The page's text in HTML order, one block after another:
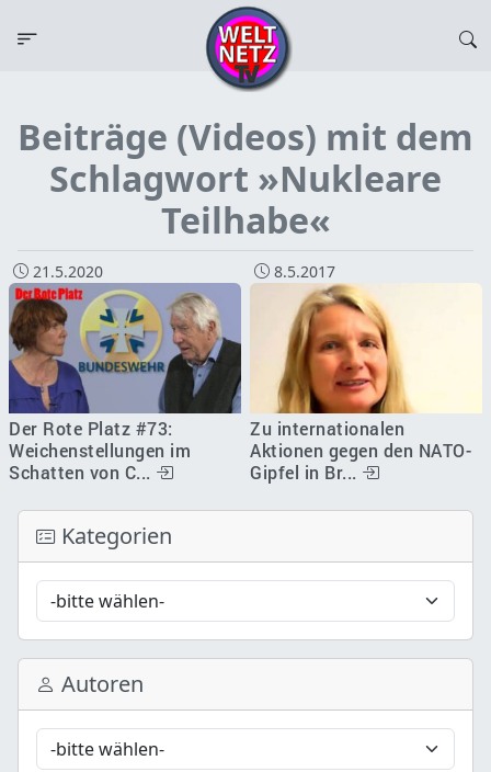
Beiträge (Videos) mit dem
Schlagwort »Nukleare
Teilhabe«
21.5.2020
Der Rote Platz #73:
Weichenstellungen im
Schatten von C...
8.5.2017
Zu internationalen
Aktionen gegen den NATO-
Gipfel in Br...
Kategorien
Autoren